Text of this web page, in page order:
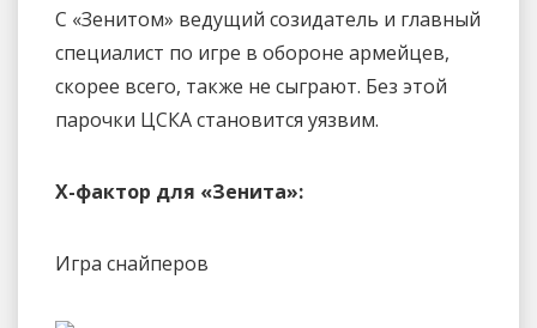
С «Зенитом» ведущий созидатель и главный
специалист по игре в обороне армейцев,
скорее всего, также не сыграют. Без этой
парочки ЦСКА становится уязвим.
Х-фактор для «Зенита»:
Игра снайперов